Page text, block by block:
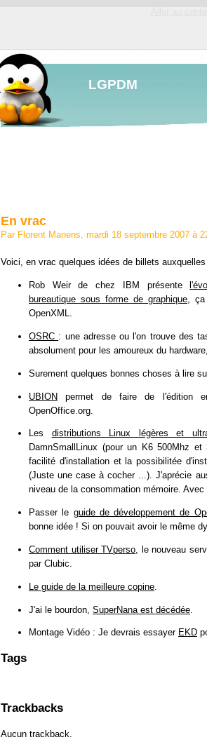
LGPDM
En vrac
Par Florent Manens, mardi 18 septembre 2007 à
Voici, en vrac quelques idées de billets
Rob Weir de chez IBM présente
bureautique sous forme de graphique, ça
OpenXML.
OSRC : une adresse ou l'on trouve des
absolument pour les amoureux du
Surement quelques bonnes choses à lire
UBION permet de faire de l'édition
OpenOffice.org.
Les distributions Linux légères et
DamnSmallLinux (pour un K6 500Mhz
facilité d'installation et la possibilitée
(Juste une case à cocher ...). J'aprécie
niveau de la consommation mémoire.
Passer le guide de développement de
bonne idée ! Si on pouvait avoir le même
Comment utiliser TVperso , le nouveau
par Clubic.
Le guide de la meilleure copine
J'ai le bourdon, SuperNana est décédée
Montage Vidéo : Je devrais essayer EKD
Tags
Trackbacks
Aucun trackback.